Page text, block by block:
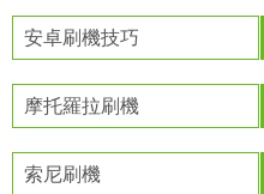
安卓刷機技巧
摩托羅拉刷機
索尼刷機